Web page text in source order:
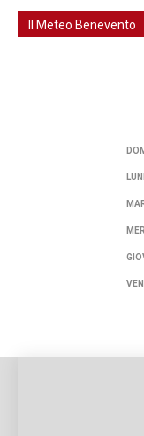
Il Meteo Benevento